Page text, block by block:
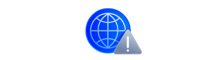
силы ПВО уничтожили более 600 беспилотников
над российскими регионами. Кроме того, БПЛА
противника были уничтожены над акваториями
Азовского и Черного морей.